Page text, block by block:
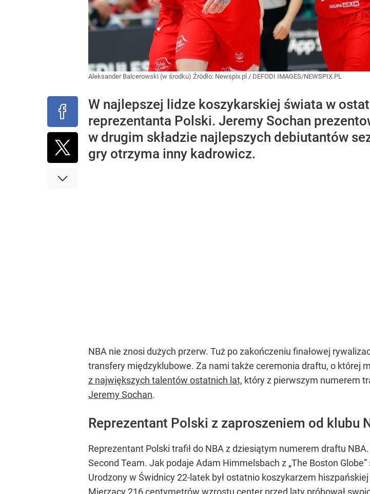
Aleksander Balcerowski (w środku) Źródło: Newspix.pl / DEFODI IMAGES/NEWSPIX.PL
W najlepszej lidze koszykarskiej świata w
reprezentanta Polski. Jeremy Sochan
w drugim składzie najlepszych debiutantów
gry otrzyma inny kadrowicz.
NBA nie znosi dużych przerw. Tuż po zakończeniu finałowej
transfery międzyklubowe. Za nami także ceremonia draftu, o której
z największych talentów ostatnich lat, który z pierwszym numerem
Jeremy Sochan.
Reprezentant Polski z zaproszeniem od klubu
Reprezentant Polski trafił do NBA z dziesiątym numerem draftu
Second Team. Jak podaje Adam Himmelsbach z „The Boston
Urodzony w Świdnicy 22-latek był ostatnio koszykarzem
Mierzący 216 centymetrów wzrostu center przed laty próbował